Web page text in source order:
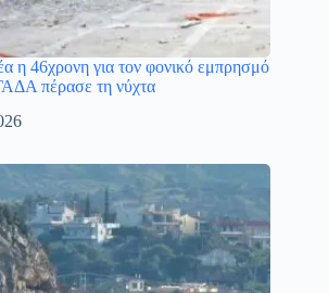
η 46χρονη για τον φονικό εμπρησμό
πέρασε τη νύχτα